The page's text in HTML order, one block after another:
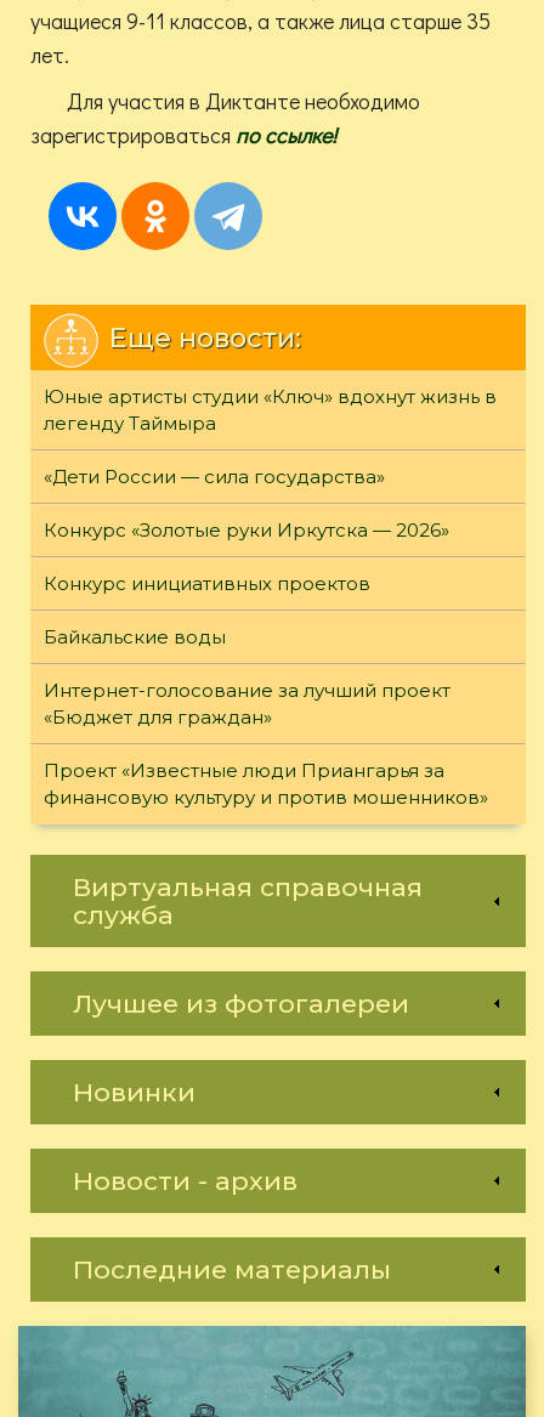
учащиеся 9-11 классов, а также лица старше 35
лет.
Для участия в Диктанте необходимо
зарегистрироваться по ссылке!
Еще новости:
Юные артисты студии «Ключ» вдохнут жизнь в
легенду Таймыра
«Дети России — сила государства»
Конкурс «Золотые руки Иркутска — 2026»
Конкурс инициативных проектов
Байкальские воды
Интернет-голосование за лучший проект
«Бюджет для граждан»
Проект «Известные люди Приангарья за
финансовую культуру и против мошенников»
Виртуальная справочная
служба
Лучшее из фотогалереи
Новинки
Новости - архив
Последние материалы